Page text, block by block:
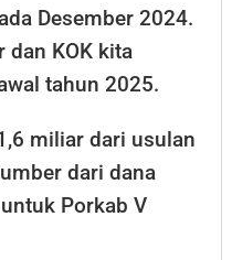
Desember 2024.
dan KOK kita
tahun 2025.
miliar dari usulan
dari dana
Porkab V